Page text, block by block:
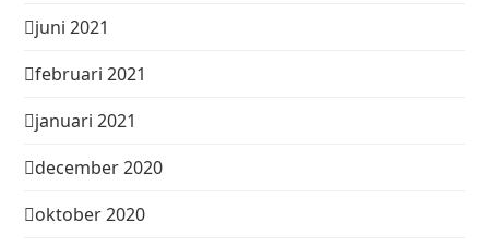
juni 2021
februari 2021
januari 2021
december 2020
oktober 2020